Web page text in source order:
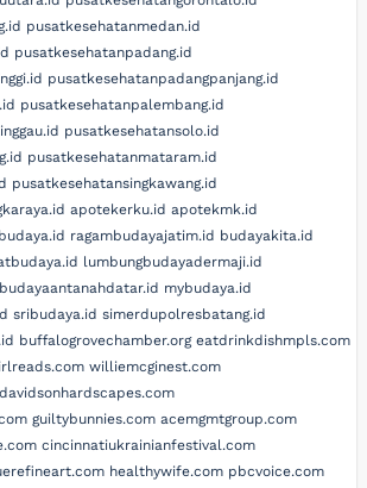
pusatkesehatanmedan.id
pusatkesehatanpadang.id
pusatkesehatanpadangpanjang.id
pusatkesehatanpalembang.id
pusatkesehatansolo.id
pusatkesehatanmataram.id
pusatkesehatansingkawang.id
apotekerku.id apotekmk.id
ragambudayajatim.id budayakita.id
lumbungbudayadermaji.id
mybudaya.id
sribudaya.id simerdupolresbatang.id
buffalogrovechamber.org eatdrinkdishmpls.com
williemcginest.com
davidsonhardscapes.com
guiltybunnies.com acemgmtgroup.com
cincinnatiukrainianfestival.com
healthywife.com pbcvoice.com